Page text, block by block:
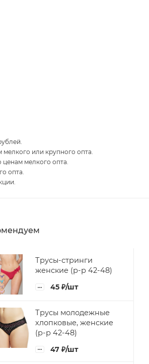
мелкого или крупного опта.
ценам мелкого опта.
опта.
Трусы-стринги
женские (р-р 42-48)
45 ₽/шт
Трусы молодежные
хлопковые, женские
(р-р 42-48)
47 ₽/шт